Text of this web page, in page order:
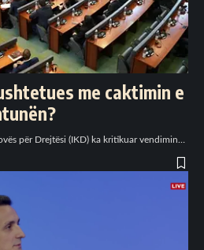
me caktimin e
për Drejtësi (IKD) ka kritikuar vendimin…